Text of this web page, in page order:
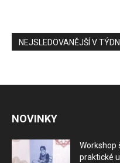
NEJSLEDOVANĚJŠÍ V
NOVINKY
Workshop
praktické